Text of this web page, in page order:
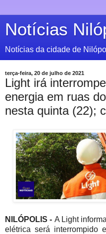
Notícias
Notícias da cidade de
terça-feira, 20 de julho de 2021
Light irá
energia em ruas
nesta quinta (22);
NILÓPOLIS - A Light
elétrica será interrompido